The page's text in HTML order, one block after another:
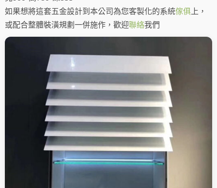
如果想將這套五金設計到本公司為您客製化的系統傢俱 上，
或配合整體裝潢規劃一併施作，歡迎聯絡我們